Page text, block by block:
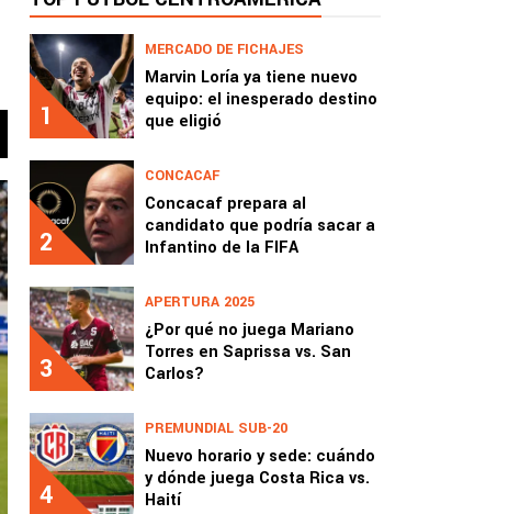
1
MERCADO DE FICHAJES
Marvin Loría ya tiene nuevo
equipo: el inesperado destino
que eligió
2
CONCACAF
Concacaf prepara al
candidato que podría sacar a
Infantino de la FIFA
3
APERTURA 2025
¿Por qué no juega Mariano
Torres en Saprissa vs. San
Carlos?
4
PREMUNDIAL SUB-20
Nuevo horario y sede: cuándo
y dónde juega Costa Rica vs.
Haití